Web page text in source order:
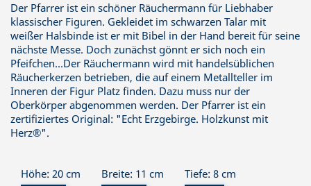
Der Pfarrer ist ein schöner Räuchermann für Liebhaber
klassischer Figuren. Gekleidet im schwarzen Talar mit
weißer Halsbinde ist er mit Bibel in der Hand bereit für seine
nächste Messe. Doch zunächst gönnt er sich noch ein
Pfeifchen...Der Räuchermann wird mit handelsüblichen
Räucherkerzen betrieben, die auf einem Metallteller im
Inneren der Figur Platz finden. Dazu muss nur der
Oberkörper abgenommen werden. Der Pfarrer ist ein
zertifiziertes Original: "Echt Erzgebirge. Holzkunst mit
Herz®".
Höhe: 20 cm Breite: 11 cm Tiefe: 8 cm